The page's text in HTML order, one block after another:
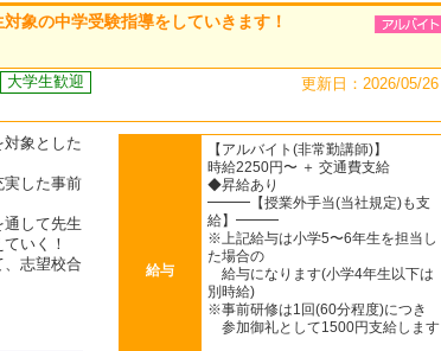
象の中学受験指導をしていきます！
大学生歓迎
更新日：2026/05/26
象とした
実した事前
して先生
いく！
、志望校合
給与
【アルバイト(非常勤講師)】
時給2250円〜 ＋ 交通費支給
◆昇給あり
━━━【授業外手当(当社規定)も支
給】━━━
※上記給与は小学5〜6年生を担当し
た場合の
給与になります(小学4年生以下は
別時給)
※事前研修は1回(60分程度)につき
参加御礼として1500円支給します